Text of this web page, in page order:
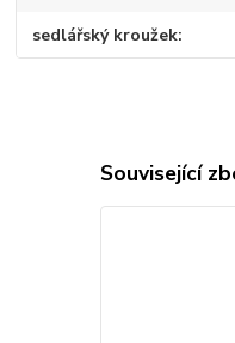
sedlářský kroužek
Související